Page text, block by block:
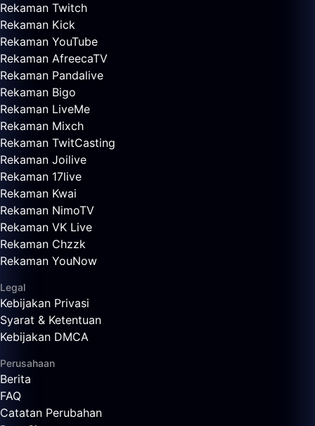
Rekaman Twitch
Rekaman Kick
Rekaman YouTube
Rekaman AfreecaTV
Rekaman Pandalive
Rekaman Bigo
Rekaman LiveMe
Rekaman Mixch
Rekaman TwitCasting
Rekaman Joilive
Rekaman 17live
Rekaman Kwai
Rekaman NimoTV
Rekaman VK Live
Rekaman Chzzk
Rekaman YouNow
Legal
Kebijakan Privasi
Syarat & Ketentuan
Kebijakan DMCA
Perusahaan
Berita
FAQ
Catatan Perubahan